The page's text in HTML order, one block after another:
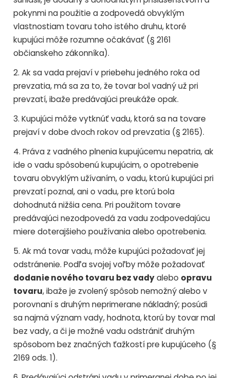
pokynmi na použitie a zodpovedá obvyklým
vlastnostiam tovaru toho istého druhu, ktoré
kupujúci môže rozumne očakávať (§ 2161
občianskeho zákonníka).
2. Ak sa vada prejaví v priebehu jedného roka od
prevzatia, má sa za to, že tovar bol vadný už pri
prevzatí, ibaže predávajúci preukáže opak.
3. Kupujúci môže vytknúť vadu, ktorá sa na tovare
prejaví v dobe dvoch rokov od prevzatia (§ 2165).
4. Práva z vadného plnenia kupujúcemu nepatria, ak
ide o vadu spôsobenú kupujúcim, o opotrebenie
tovaru obvyklým užívaním, o vadu, ktorú kupujúci pri
prevzatí poznal, ani o vadu, pre ktorú bola
dohodnutá nižšia cena. Pri použitom tovare
predávajúci nezodpovedá za vadu zodpovedajúcu
miere doterajšieho používania alebo opotrebenia.
5. Ak má tovar vadu, môže kupujúci požadovať jej
odstránenie. Podľa svojej voľby môže požadovať
dodanie nového tovaru bez vadyalebo opravu
tovaru, ibaže je zvolený spôsob nemožný alebo v
porovnaní s druhým neprimerane nákladný; posúdi
sa najmä význam vady, hodnota, ktorú by tovar mal
bez vady, a či je možné vadu odstrániť druhým
spôsobom bez značných ťažkostí pre kupujúceho (§
2169 ods. 1).